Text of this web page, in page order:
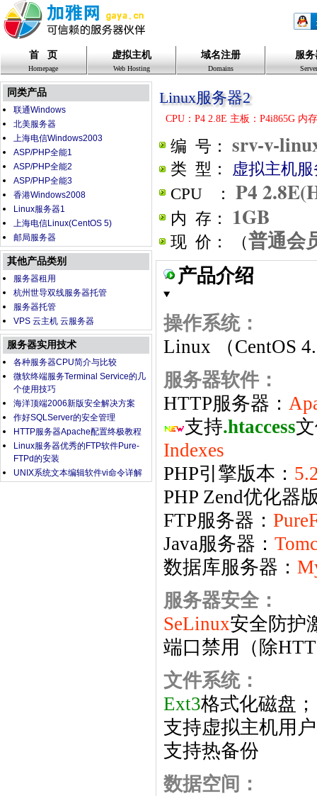
首 页
Homepage
虚拟主机
Web Hosting
域名注册
Domains
服务
同类产品
联通Windows
北美服务器
上海电信Windows2003
ASP/PHP全能1
ASP/PHP全能2
ASP/PHP全能3
香港Windows2008
Linux服务器1
上海电信Linux(CentOS 5)
邮局服务器
其他产品类别
服务器租用
杭州世导双线服务器托管
服务器托管
VPS 云主机 云服务器
服务器实用技术
各种服务器CPU简介与比较
微软终端服务Terminal Service的几
个使用技巧
海洋顶端2006新版安全解决方案
作好SQLServer的安全管理
HTTP服务器Apache配置终极教程
Linux服务器优秀的FTP软件Pure-
FTPd的安装
UNIX系统文本编辑软件vi命令详解
Linux服务器2
CPU：P4 2.8E 主板：P4i865G 内
编 号： srv-v-
类 型： 虚拟主机
CPU ： P4
内 存： 1GB
现 价： （普通会
产品介绍
操作系统：
Linux （CentOS
服务器软件：
HTTP服务器：
支持.htaccess
Indexes
PHP引擎版本：
PHP Zend优化器
FTP服务器：
Java服务器：
数据库服务器：
服务器安全：
SeLinux安全防护
端口禁用（除
文件系统：
Ext3格式化磁盘；
支持虚拟主机用
支持热备份
数据空间：